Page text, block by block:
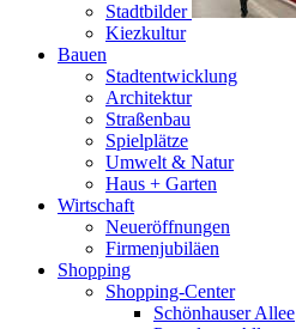
Stadtbilder
Kiezkultur
Bauen
Stadtentwicklung
Architektur
Straßenbau
Spielplätze
Umwelt & Natur
Haus + Garten
Wirtschaft
Neueröffnungen
Firmenjubiläen
Shopping
Shopping-Center
Schönhauser Allee